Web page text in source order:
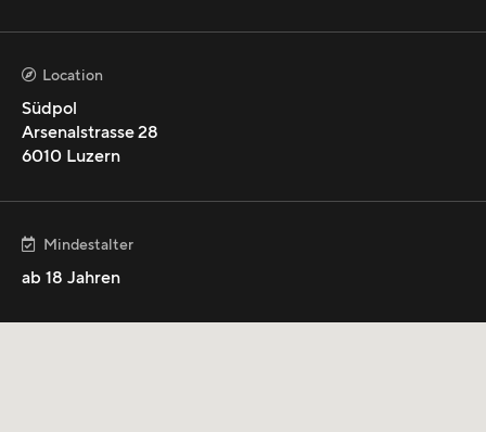
mehr anzeigen
 Location
Südpol
Arsenalstrasse 28
6010 Luzern
 Mindestalter
ab 18 Jahren